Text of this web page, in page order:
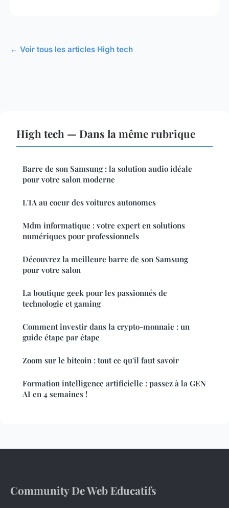
← Voir tous les articles High tech
High tech — Dans la même rubrique
Barre de son Samsung : la solution audio idéale
pour votre salon moderne
L'IA au coeur des voitures autonomes
Mdm informatique : votre expert en solutions
numériques pour professionnels
Découvrez la meilleure barre de son Samsung
pour votre salon
La boutique geek pour les passionnés de
technologie et gaming
Comment investir dans la crypto-monnaie : un
guide étape par étape
Zoom sur le bitcoin : tout ce qu'il faut savoir
Formation intelligence artificielle : passez à la GEN
AI en 4 semaines !
Community De Web Educatifs